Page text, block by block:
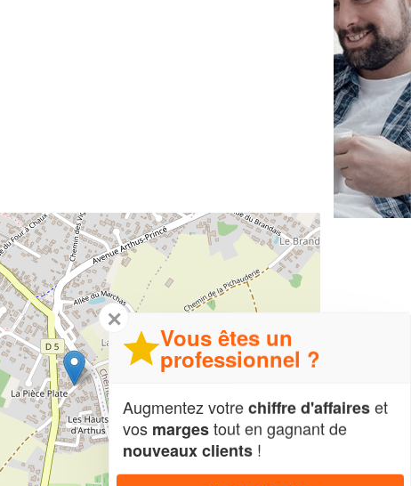
✕
Vous êtes un
professionnel ?
Augmentez votrechiffre d'affaireset
vos margestout en gagnant de
nouveaux clients !